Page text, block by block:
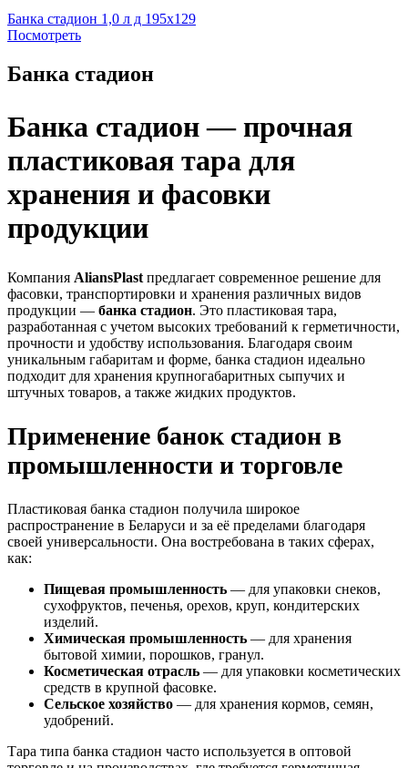
Банка стадион 1,0 л д 195х129
Посмотреть
Банка стадион
Банка стадион — прочная
пластиковая тара для
хранения и фасовки
продукции
Компания AliansPlast предлагает современное решение для
фасовки, транспортировки и хранения различных видов
продукции — банка стадион. Это пластиковая тара,
разработанная с учетом высоких требований к герметичности,
прочности и удобству использования. Благодаря своим
уникальным габаритам и форме, банка стадион идеально
подходит для хранения крупногабаритных сыпучих и
штучных товаров, а также жидких продуктов.
Применение банок стадион в
промышленности и торговле
Пластиковая банка стадион получила широкое
распространение в Беларуси и за её пределами благодаря
своей универсальности. Она востребована в таких сферах,
как:
Пищевая промышленность — для упаковки снеков,
сухофруктов, печенья, орехов, круп, кондитерских
изделий.
Химическая промышленность — для хранения
бытовой химии, порошков, гранул.
Косметическая отрасль — для упаковки косметических
средств в крупной фасовке.
Сельское хозяйство — для хранения кормов, семян,
удобрений.
Тара типа банка стадион часто используется в оптовой